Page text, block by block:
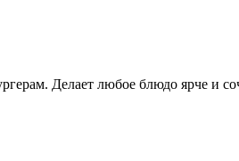
Делает любое блюдо ярче и